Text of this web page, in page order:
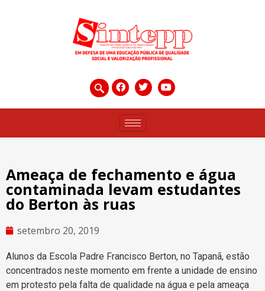
Ameaça de fechamento e água
contaminada levam estudantes
do Berton às ruas
setembro 20, 2019
Alunos da Escola Padre Francisco Berton, no Tapanã, estão
concentrados neste momento em frente a unidade de ensino
em protesto pela falta de qualidade na água e pela ameaça